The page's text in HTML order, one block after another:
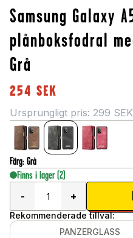
Samsung Galaxy
plånboksfodral
Grå
254 SEK
Ursprungligt pris: 299 SEK
Färg: Grå
Finns i lager (2)
-
+
Rekommenderade tillval:
PANZERGLASS